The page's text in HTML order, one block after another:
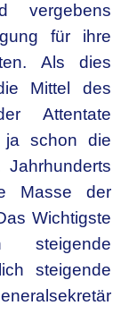
vergebens
für ihre
Als dies
Mittel des
Attentate
ja schon die
Masse der
Wichtigste
steigende